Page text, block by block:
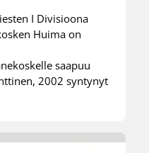
I Divisioona
Huima on
saapuu
2002 syntynyt